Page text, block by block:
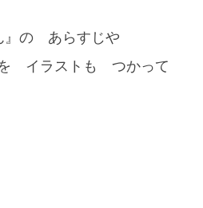
』の あらすじや
を イラストも つかって